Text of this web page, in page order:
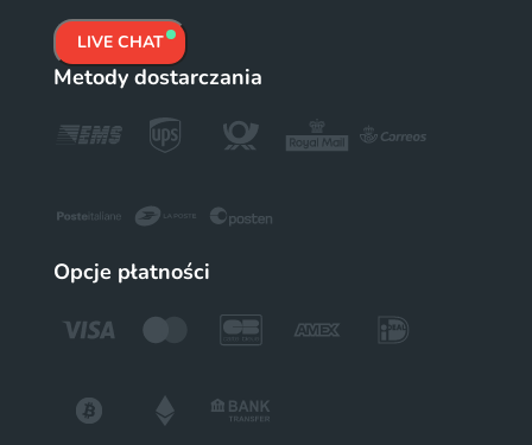
LIVE CHAT
Metody dostarczania
Opcje płatności